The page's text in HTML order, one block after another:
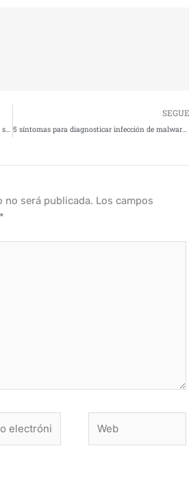
Activistas bahreiníes denuncian el hackeo de sus smartphones con Pegasus
SEGUE
5 síntomas para diagnosticar infección de malware en smartphones
no será publicada. Los campos
*